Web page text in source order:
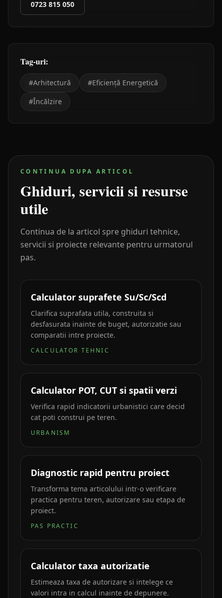
0723 815 050
Tag-uri:
#Arhitectură #Eficiență Energetică
#Încălzire
CONTINUA DUPA ARTICOL
Ghiduri, servicii si resurse
utile
Continua de la articol spre ghiduri tehnice,
servicii si proiecte relevante pentru urmatorul
pas.
Calculator suprafete Su/Sc/Scd
Clarifica suprafata utila, construita si
desfasurata inainte de buget, autorizatie sau
comparatii intre proiecte.
CALCULATOR TEHNIC
Calculator POT, CUT si spatii verzi
Verifica rapid indicatorii urbanistici care decid
cat poti construi pe teren.
URBANISM
Diagnostic rapid pentru proiect
Transforma tema articolului intr-o verificare
practica pentru teren, autorizare sau etapa de
proiect.
PAS PRACTIC
Calculator taxa autorizatie
Estimeaza taxa de autorizare si intelege ce
valori intra in calcul inainte de depunere.